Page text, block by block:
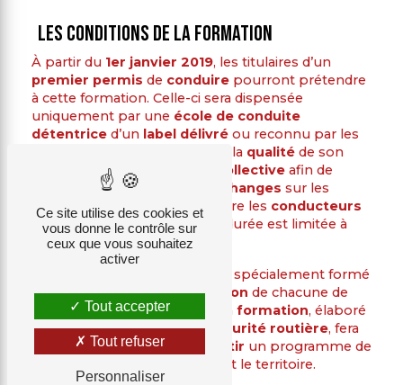
Les conditions de la formation
À partir du 1er janvier 2019, les titulaires d’un
premier permis de conduire pourront prétendre
à cette formation. Celle-ci sera dispensée
uniquement par une école de conduite
détentriced’un label délivré ou reconnu par les
garantissant la qualité de son
. La formation sera collective afin de
permettre un maximum
d’échanges sur les
expériences de conduite entre les conducteurs
d’une même génération
. Sa durée est limitée à
uneseule journée(7 heures).
spécialement formé
sera responsable del’animation de chacune de
ces journées. Le contenu de la formation, élaboré
par desspécialistesde la sécurité routière, fera
l’objet d’un arrêté pour
garantir un programme de
sur tout le territoire.
Ce site utilise des cookies et
vous donne le contrôle sur
ceux que vous souhaitez
activer
Tout accepter
Tout refuser
Personnaliser